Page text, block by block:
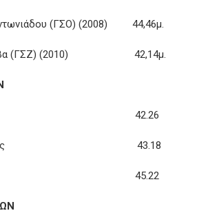
(ΓΣΟ) (2008) 44,46μ.
(ΓΣΖ) (2010) 42,14μ.
42.26
43.18
45.22